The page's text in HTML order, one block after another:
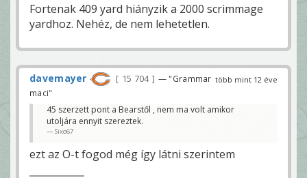
Fortenak 409 yard hiányzik a 2000 scrimmage
yardhoz. Nehéz, de nem lehetetlen.
több mint 12 éve
davemayer 15 704
— "Grammar
maci"
45 szerzett pont a Bearstől , nem ma volt amikor
utoljára ennyit szereztek.
Sixo67
ezt az O-t fogod még így látni szerintem